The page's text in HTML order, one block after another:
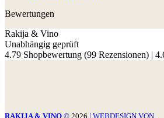
Bewertungen
Rakija & Vino
Unabhängig geprüft
4.79 Shopbewertung (99 Rezensionen) |
RAKIJA & VINO © 2026 | WEBDESIGN VON